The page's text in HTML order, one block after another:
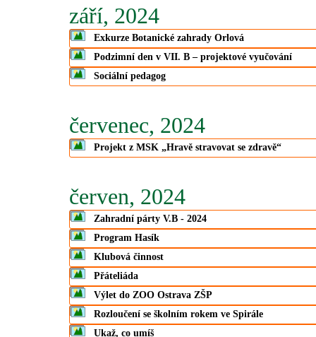
září, 2024
Exkurze Botanické zahrady Orlová
Podzimní den v VII. B – projektové vyučování
Sociální pedagog
červenec, 2024
Projekt z MSK „Hravě stravovat se zdravě“
červen, 2024
Zahradní párty V.B - 2024
Program Hasík
Klubová činnost
Přáteliáda
Výlet do ZOO Ostrava ZŠP
Rozloučení se školním rokem ve Spirále
Ukaž, co umíš